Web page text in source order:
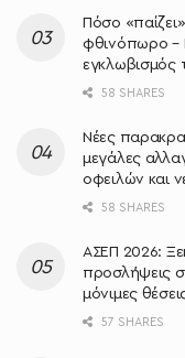
Πόσο
φθινόπωρο –
εγκλωβισμός
58 SHARES
Νέες
μεγάλες
οφειλών και
58 SHARES
ΑΣΕΠ 2026:
προσλήψεις
μόνιμες
57 SHARES